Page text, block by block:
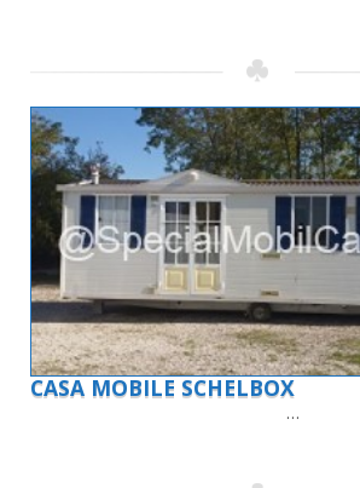
CASA MOBILE SCHELBOX
…